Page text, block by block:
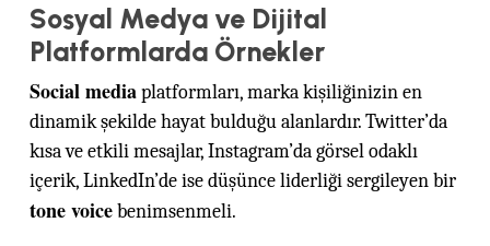
Sosyal Medya ve Dijital
Platformlarda Örnekler
Social mediaplatformları, marka kişiliğinizin en
dinamik şekilde hayat bulduğu alanlardır. Twitter’da
kısa ve etkili mesajlar, Instagram’da görsel odaklı
içerik, LinkedIn’de ise düşünce liderliği sergileyen bir
tone voicebenimsenmeli.